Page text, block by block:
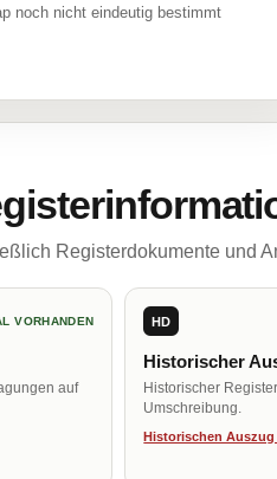
noch nicht eindeutig bestimmt
Registerdokumente und
VORHANDEN
auf
HD
Historischer
Historischer
Umschreibung.
Historischen Auszug